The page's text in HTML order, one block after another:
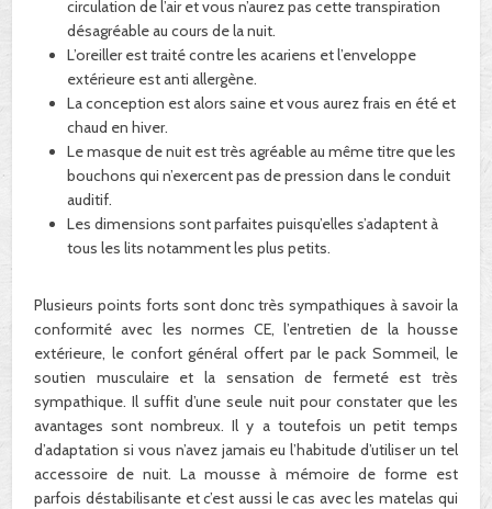
circulation de l’air et vous n’aurez pas cette transpiration
désagréable au cours de la nuit.
L’oreiller est traité contre les acariens et l’enveloppe
extérieure est anti allergène.
La conception est alors saine et vous aurez frais en été et
chaud en hiver.
Le masque de nuit est très agréable au même titre que les
bouchons qui n’exercent pas de pression dans le conduit
auditif.
Les dimensions sont parfaites puisqu’elles s’adaptent à
tous les lits notamment les plus petits.
Plusieurs points forts sont donc très sympathiques à savoir la
conformité avec les normes CE, l’entretien de la housse
extérieure, le confort général offert par le pack Sommeil, le
soutien musculaire et la sensation de fermeté est très
sympathique. Il suffit d’une seule nuit pour constater que les
avantages sont nombreux. Il y a toutefois un petit temps
d’adaptation si vous n’avez jamais eu l’habitude d’utiliser un tel
accessoire de nuit. La mousse à mémoire de forme est
parfois déstabilisante et c’est aussi le cas avec les matelas qui